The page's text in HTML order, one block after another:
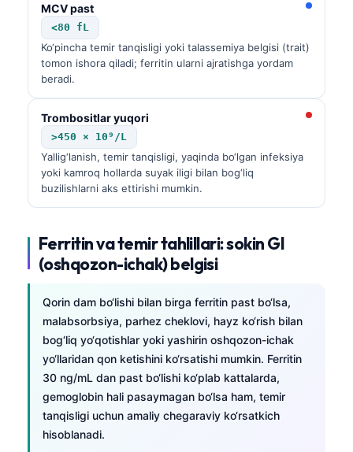
MCV past
<80 fL
Ko‘pincha temir tanqisligi yoki talassemiya belgisi (trait)
tomon ishora qiladi; ferritin ularni ajratishga yordam
beradi.
Trombositlar yuqori
>450 × 10⁹/L
Yallig‘lanish, temir tanqisligi, yaqinda bo‘lgan infeksiya
yoki kamroq hollarda suyak iligi bilan bog‘liq
buzilishlarni aks ettirishi mumkin.
Ferritin va temir tahlillari: sokin GI
(oshqozon-ichak) belgisi
Qorin dam bo‘lishi bilan birga ferritin past bo‘lsa,
malabsorbsiya, parhez cheklovi, hayz ko‘rish bilan
bog‘liq yo‘qotishlar yoki yashirin oshqozon-ichak
yo‘llaridan qon ketishini ko‘rsatishi mumkin. Ferritin
30 ng/mL dan past bo‘lishi ko‘plab kattalarda,
gemoglobin hali pasaymagan bo‘lsa ham, temir
tanqisligi uchun amaliy chegaraviy ko‘rsatkich
hisoblanadi.